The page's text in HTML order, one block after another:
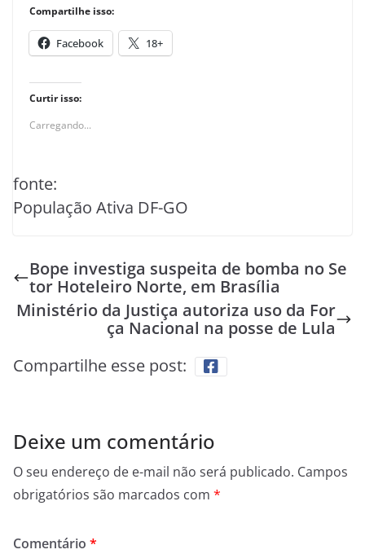
Compartilhe isso:
Facebook 18+
Curtir isso:
Carregando...
fonte:
População Ativa DF-GO
Bope investiga suspeita de bomba no Se
tor Hoteleiro Norte, em Brasília
Ministério da Justiça autoriza uso da For
ça Nacional na posse de Lula
Compartilhe esse post:
Deixe um comentário
O seu endereço de e-mail não será publicado. Campos
obrigatórios são marcados com *
Comentário *